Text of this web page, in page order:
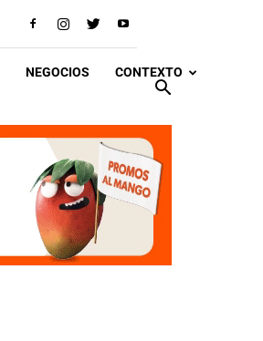
NEGOCIOS CONTEXTO